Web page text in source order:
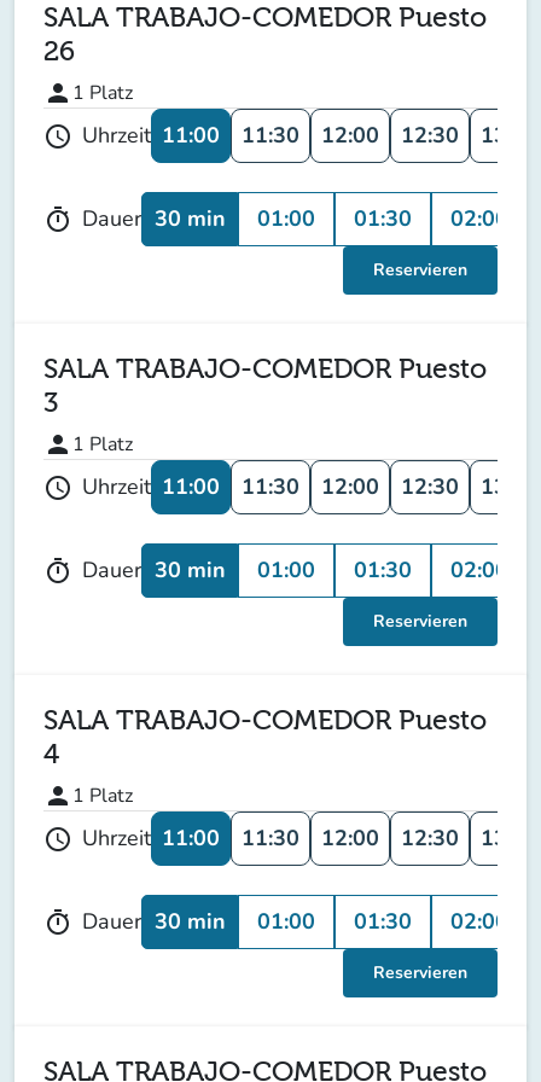
SALA TRABAJO-COMEDOR Puesto
26
person 1 Platz
schedule Uhrzeit 11:00 11:30 12:00 12:30 13:00
timer Dauer 30 min 01:00 01:30 02:00
Reservieren
SALA TRABAJO-COMEDOR Puesto
3
person 1 Platz
schedule Uhrzeit 11:00 11:30 12:00 12:30 13:00
timer Dauer 30 min 01:00 01:30 02:00
Reservieren
SALA TRABAJO-COMEDOR Puesto
4
person 1 Platz
schedule Uhrzeit 11:00 11:30 12:00 12:30 13:00
timer Dauer 30 min 01:00 01:30 02:00
Reservieren
SALA TRABAJO-COMEDOR Puesto